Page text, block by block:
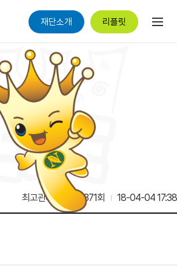
재단소개 리플릿
최고관리자 13,371회 18-04-04 17:38